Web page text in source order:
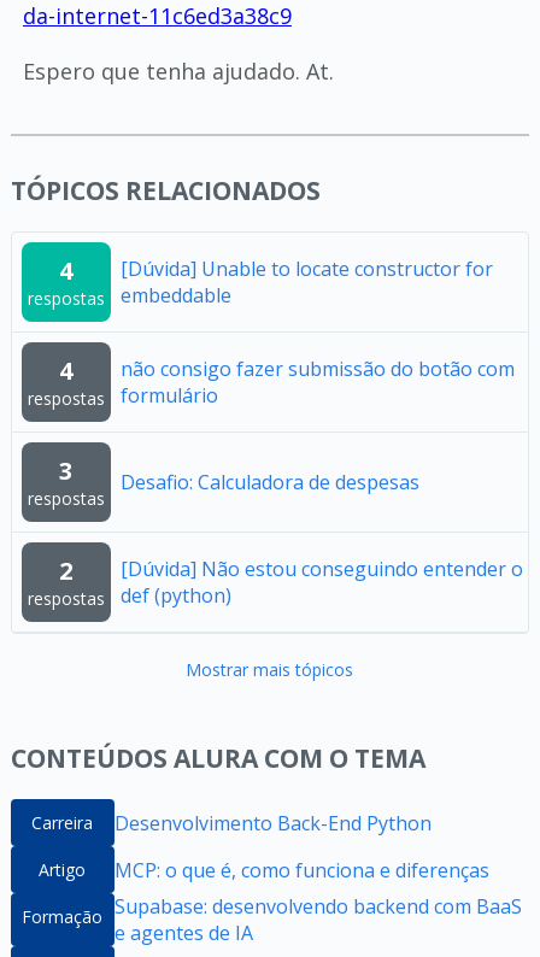
da-internet-11c6ed3a38c9
Espero que tenha ajudado. At.
TÓPICOS RELACIONADOS
4
respostas
[Dúvida] Unable to locate constructor for
embeddable
4
respostas
não consigo fazer submissão do botão com
formulário
3
respostas
Desafio: Calculadora de despesas
2
respostas
[Dúvida] Não estou conseguindo entender o
def (python)
Mostrar mais tópicos
CONTEÚDOS ALURA COM O TEMA
Carreira Desenvolvimento Back-End Python
Artigo MCP: o que é, como funciona e diferenças
Formação Supabase: desenvolvendo backend com BaaS
e agentes de IA